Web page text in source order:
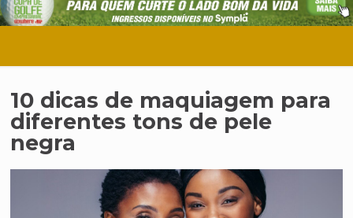
10 dicas de maquiagem para
diferentes tons de pele
negra